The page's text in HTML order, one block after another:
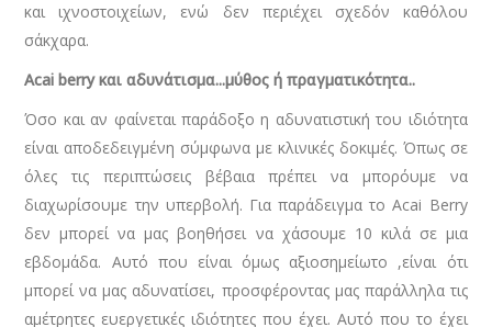
και ιχνοστοιχείων, ενώ δεν περιέχει σχεδόν καθόλου
σάκχαρα.
Αcai berry και αδυνάτισμα...μύθος ή πραγματικότητα..
Όσο και αν φαίνεται παράδοξο η αδυνατιστική του ιδιότητα
είναι αποδεδειγμένη σύμφωνα με κλινικές δοκιμές. Όπως σε
όλες τις περιπτώσεις βέβαια πρέπει να μπορόυμε να
διαχωρίσουμε την υπερβολή. Για παράδειγμα το Acai Berry
δεν μπορεί να μας βοηθήσει να χάσουμε 10 κιλά σε μια
εβδομάδα. Αυτό που είναι όμως αξιοσημείωτο ,είναι ότι
μπορεί να μας αδυνατίσει, προσφέροντας μας παράλληλα τις
αμέτρητες ευεργετικές ιδιότητες που έχει. Αυτό που το έχει